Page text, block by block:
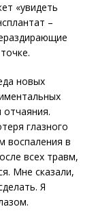
«увидеть
–
новых
отчаяния.
глазного
воспаления в
всех травм,
Мне сказали,
Я